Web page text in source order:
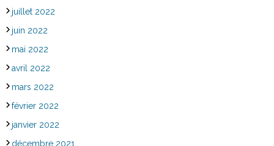
juillet 2022
juin 2022
mai 2022
avril 2022
mars 2022
février 2022
janvier 2022
décembre 2021